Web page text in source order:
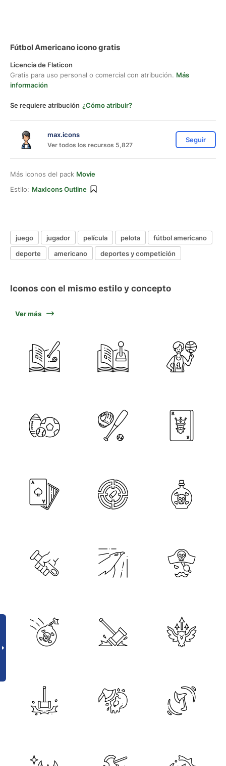
Fútbol Americano icono gratis
Licencia de Flaticon
Gratis para uso personal o comercial con atribución. Más
información
Se requiere atribución ¿Cómo atribuir?
max.icons
Ver todos los recursos 5,827
Seguir
Más iconos del pack Movie
Estilo: MaxIcons Outline
juego jugador película pelota
fútbol americano
deporte
americano deportes y competición
Iconos con el mismo estilo y concepto
Ver más